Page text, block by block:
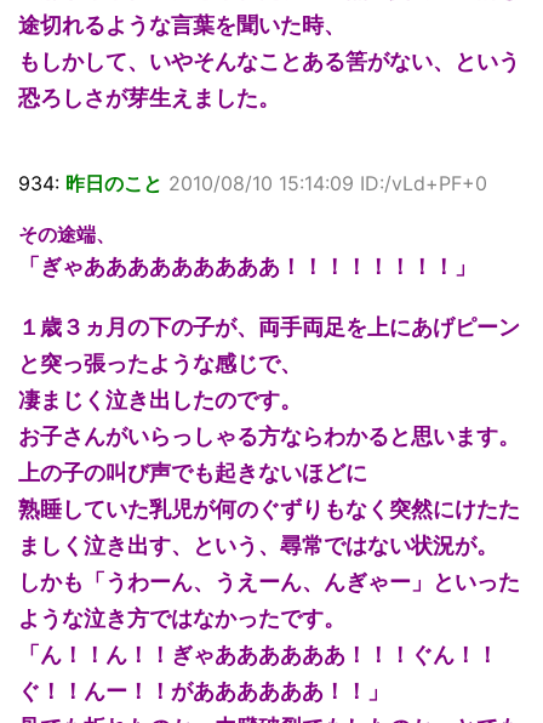
途切れるような言葉を聞いた時、
もしかして、いやそんなことある筈がない、という
恐ろしさが芽生えました。
934: 昨日のこと 2010/08/10 15:14:09 ID:/vLd+PF+0
その途端、
「ぎゃあああああああああ！！！！！！！！」
１歳３ヵ月の下の子が、両手両足を上にあげピーン
と突っ張ったような感じで、
凄まじく泣き出したのです。
お子さんがいらっしゃる方ならわかると思います。
上の子の叫び声でも起きないほどに
熟睡していた乳児が何のぐずりもなく突然にけたた
ましく泣き出す、という、尋常ではない状況が。
しかも「うわーん、うえーん、んぎゃー」といった
ような泣き方ではなかったです。
「ん！！ん！！ぎゃああああああ！！！ぐん！！
ぐ！！んー！！がああああああ！！」